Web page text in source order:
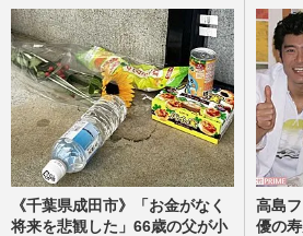
《千葉県成田市》「お金がなく
将来を悲観した」66歳の父が小
高島
優の